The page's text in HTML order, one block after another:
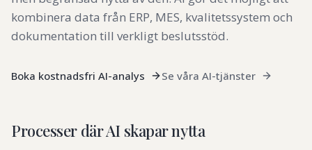
kombinera data från ERP, MES, kvalitetssystem och
dokumentation till verkligt beslutsstöd.
Boka kostnadsfri AI-analys Se våra AI-tjänster
Processer där AI skapar nytta